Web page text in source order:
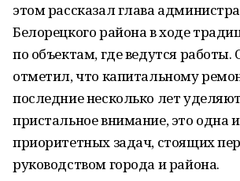
этом рассказал глава
Белорецкого района в ходе
по объектам, где ведутся работы.
отметил, что капитальному
последние несколько лет
пристальное внимание, это одна
приоритетных задач, стоящих
руководством города и района.